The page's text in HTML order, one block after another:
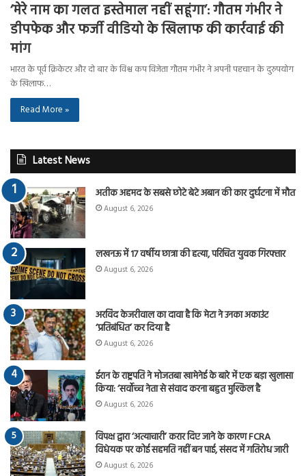
‘मेरे नाम का गलत इस्तेमाल नहीं सहूंगा’: गौतम गंभीर ने
डीपफेक और फर्जी वीडियो के खिलाफ की कार्रवाई की
मांग
भारत के पूर्व क्रिकेटर और दो बार के विश्व कप विजेता गौतम गंभीर ने अपनी पहचान के दुरुपयोग
के खिलाफ…
Read More »
Latest News
अतीक अहमद के सबसे छोटे बेटे अबान की कार दुर्घटना में मौत
August 6, 2026
लखनऊ में 17 वर्षीय छात्रा की हत्या, परिचित युवक गिरफ्तार
August 6, 2026
अरविंद केजरीवाल का दावा है कि मेटा ने उनका अकाउंट
‘प्रतिबंधित’ कर दिया है
August 6, 2026
ईरान के राष्ट्रपति ने मोजतबा खामेनेई के बारे में एक बड़ा खुलासा
किया: ‘सर्वोच्च नेता से संवाद करना बहुत मुश्किल है
August 6, 2026
विपक्ष द्वारा ‘अत्याचारी’ करार दिए जाने के कारण FCRA
विधेयक पर कोई सहमति नहीं बन पाई, संसद में गतिरोध जारी
August 6, 2026